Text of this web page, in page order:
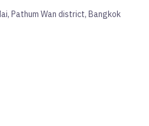
Pathum Wan district, Bangkok